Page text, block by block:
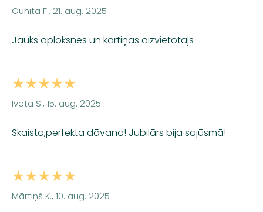
Gunita F., 21. aug. 2025
Jauks aploksnes un kartiņas aizvietotājs
★★★★★
Iveta S., 15. aug. 2025
Skaista,perfekta dāvana! Jubilārs bija sajūsmā!
★★★★★
Mārtiņš K., 10. aug. 2025